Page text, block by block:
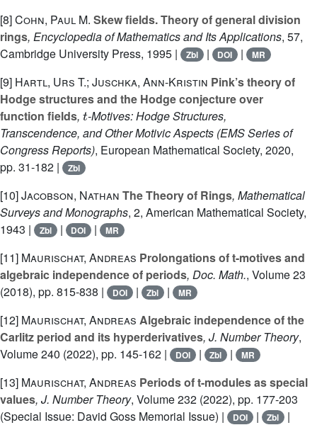
[8]Cohn, Paul M. Skew fields. Theory of general division
rings, Encyclopedia of Mathematics and Its Applications, 57,
Cambridge University Press, 1995 |
Zbl | DOI | MR
[9] Hartl, Urs T.; Juschka, Ann-Kristin Pink’s theory of
Hodge structures and the Hodge conjecture over
function fields,
t
-Motives: Hodge Structures,
Transcendence, and Other Motivic Aspects (EMS Series of
Congress Reports), European Mathematical Society, 2020,
pp. 31-182 |
Zbl
[10]Jacobson, Nathan The Theory of Rings, Mathematical
Surveys and Monographs, 2, American Mathematical Society,
1943 |
Zbl | DOI | MR
[11] Maurischat, Andreas Prolongations of t-motives and
algebraic independence of periods, Doc. Math., Volume 23
(2018), pp. 815-838 |
DOI | Zbl | MR
[12] Maurischat, Andreas Algebraic independence of the
Carlitz period and its hyperderivatives, J. Number Theory,
Volume 240 (2022), pp. 145-162 | DOI | Zbl | MR
[13] Maurischat, Andreas Periods of t-modules as special
values, J. Number Theory, Volume 232 (2022), pp. 177-203
(Special Issue: David Goss Memorial Issue) |
DOI | Zbl |